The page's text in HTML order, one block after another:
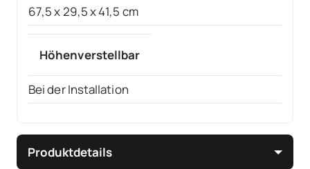
67,5 x 29,5 x 41,5 cm
Höhenverstellbar
Bei der Installation
Produktdetails